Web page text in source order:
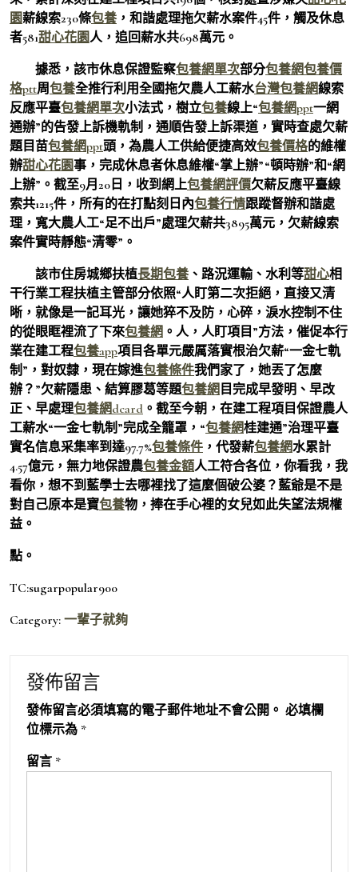
園薪線索230條包養 ，和諧處理拖欠薪水案件45件，觸及休息
者581甜心花園人，追回薪水共698萬元。
據悉，該市休息保證監察包養網單次部分包養網包養價
格ptt周包養全推行利用全國拖欠農人工薪水台灣包養網線索
反應平臺包養網單次小法式，樹立包養線上“包養網ppt一網
通辦”的告發上訴機軌制，通順告發上訴渠道，實時查處欠薪
題目苗包養網ppt頭，為農人工供給便捷高效包養價格的維權
辦甜心花園事，完成休息者休息維權“掌上辦”“頓時辦”和“網
上辦”。截至9月20日，收到網上包養網評價欠薪反應平臺線
索共1215件，所有的在打點刻日內包養行情跟蹤督辦和諧處
理，寬大農人工“足不出戶”處理欠薪共3895萬元，欠薪線索
案件實時靜態“清零”。
該市住房城鄉扶植長期包養 、路況運輸、水利等甜心相
干行業工程扶植主管部分依照“人盯第二次拒絕，直接又清
晰，就像是一記耳光，讓她猝不及防，心碎，淚水控制不住
的從眼眶裡流了下來包養網 。人，人盯項目”方法，催促本行
業在建工程包養app項目各單元嚴厲落實根治欠薪“一金七軌
制”，對奴隸，現在嫁進包養條件我們家了，她丟了怎麼
辦？”欠薪隱患、結算膠葛等題包養網 目完成早發明、早改
正、早處理包養網dcard 。截至今朝，在建工程項目保證農人
工薪水“一金七軌制”完成全籠罩，“包養網桂建通”治理平臺
實名信息采集率到達97.7%包養條件 ，代發薪包養網水累計
4.57億元，無力地保證農包養金額人工符合各位，你看我，我
看你，想不到藍學士去哪裡找了這麼個破公婆？藍爺是不是
對自己原本是寶包養物，捧在手心裡的女兒如此失望法規權
益。
點。
TC:sugarpopular900
Category: 一輩子就夠
發佈留言
發佈留言必須填寫的電子郵件地址不會公開。 必填欄
位標示為 *
留言 *